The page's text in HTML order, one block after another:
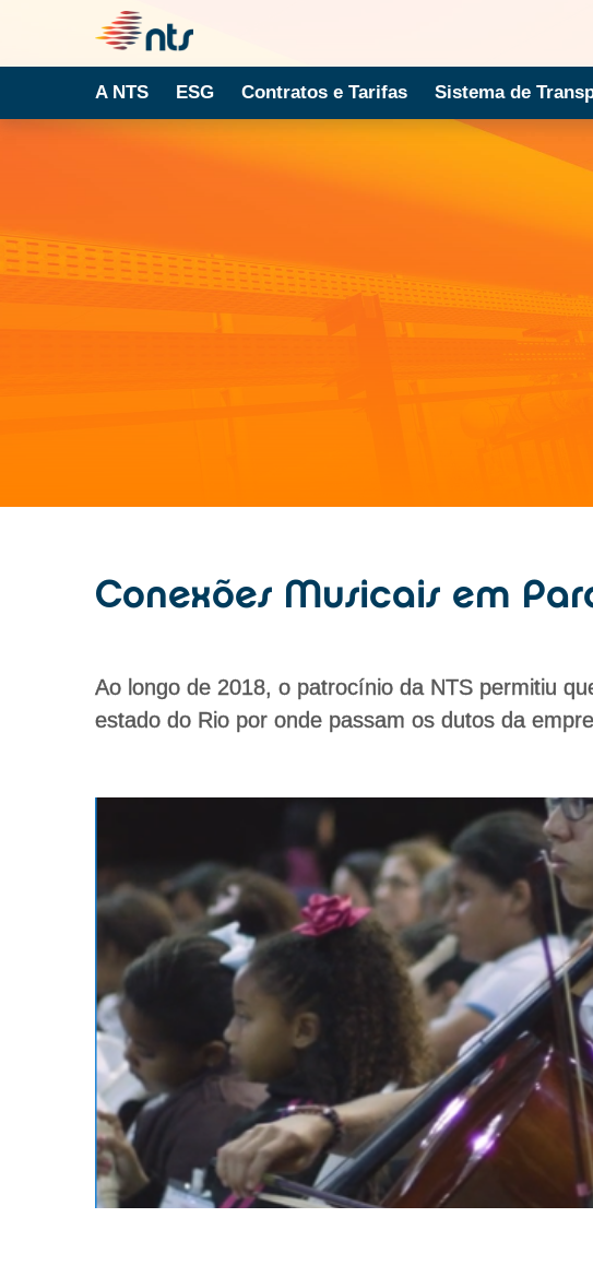
A NTS ESG Contratos e Tarifas Sistema de
Conexões Musicais em
Ao longo de 2018, o patrocínio da NTS permitiu
estado do Rio por onde passam os dutos da